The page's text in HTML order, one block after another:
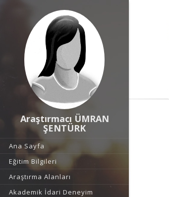
Araştırmacı ÜMRAN
ŞENTÜRK
Ana Sayfa
Eğitim Bilgileri
Araştırma Alanları
Akademik İdari Deneyim